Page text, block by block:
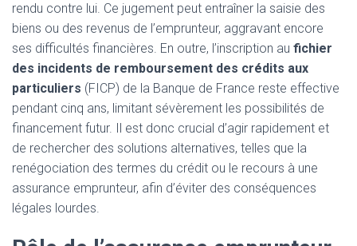
rendu contre lui. Ce jugement peut entraîner la saisie des
biens ou des revenus de l’emprunteur, aggravant encore
ses difficultés financières. En outre, l’inscription au fichier
des incidents de remboursement des crédits aux
particuliers (FICP) de la Banque de France reste effective
pendant cinq ans, limitant sévèrement les possibilités de
financement futur. Il est donc crucial d’agir rapidement et
de rechercher des solutions alternatives, telles que la
renégociation des termes du crédit ou le recours à une
assurance emprunteur, afin d’éviter des conséquences
légales lourdes.